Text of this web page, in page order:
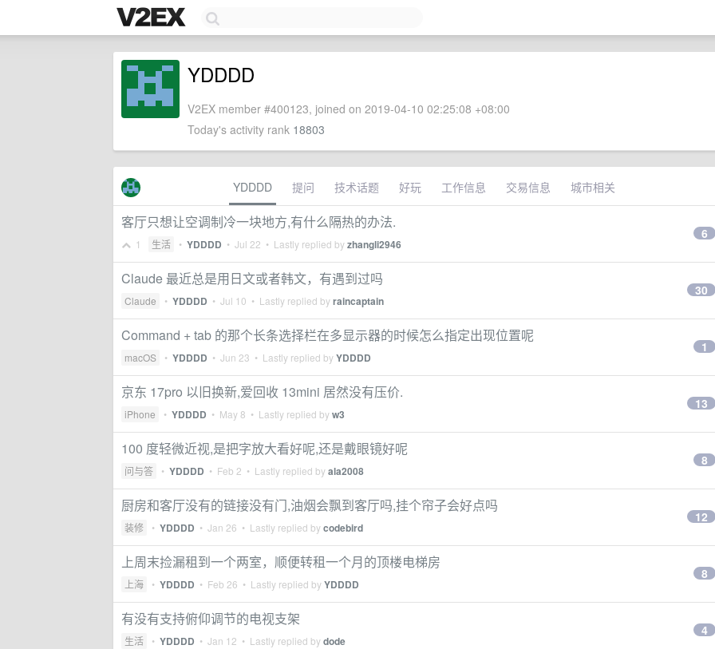
YDDDD
V2EX member #400123, joined on 2019-04-10 02:25:08 +08:00
Today's activity rank 18803
YDDDD 提问 技术话题 好玩 工作信息 交易信息 城市相关
客厅只想让空调制冷一块地方,有什么隔热的办法.
1 生活 • YDDDD • Jul 22 • Lastly replied byzhangli2946
6
Claude 最近总是用日文或者韩文，有遇到过吗
Claude • YDDDD • Jul 10 • Lastly replied byraincaptain
30
Command + tab 的那个长条选择栏在多显示器的时候怎么指定出现位置呢
macOS • YDDDD • Jun 23 • Lastly replied byYDDDD
1
京东 17pro 以旧换新,爱回收 13mini 居然没有压价.
iPhone • YDDDD • May 8 • Lastly replied byw3
13
100 度轻微近视,是把字放大看好呢,还是戴眼镜好呢
问与答 • YDDDD • Feb 2 • Lastly replied byala2008
8
厨房和客厅没有的链接没有门,油烟会飘到客厅吗,挂个帘子会好点吗
装修 • YDDDD • Jan 26 • Lastly replied bycodebird
12
上周末捡漏租到一个两室，顺便转租一个月的顶楼电梯房
上海 • YDDDD • Feb 26 • Lastly replied byYDDDD
8
有没有支持俯仰调节的电视支架
生活 • YDDDD • Jan 12 • Lastly replied bydode
4